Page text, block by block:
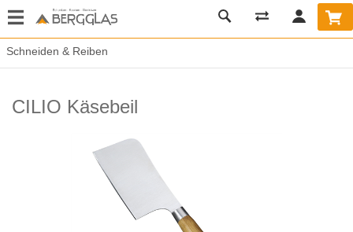
Schneiden & Reiben
CILIO Käsebeil